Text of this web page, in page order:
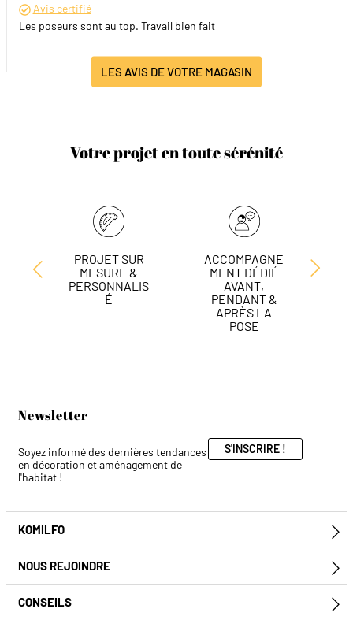
Avis certifié
Les poseurs sont au top. Travail bien fait
LES AVIS DE VOTRE MAGASIN
Votre projet en toute sérénité
PROJET SUR
MESURE &
PERSONNALIS
É
ACCOMPAGNE
MENT DÉDIÉ
AVANT,
PENDANT &
APRÈS LA
POSE
Newsletter
Soyez informé des dernières tendances
en décoration et aménagement de
l'habitat !
S'INSCRIRE !
KOMILFO
NOUS REJOINDRE
CONSEILS